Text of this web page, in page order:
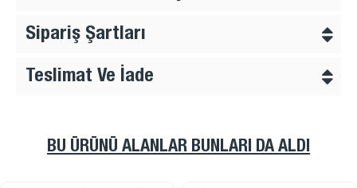
Sipariş Şartları
Teslimat Ve İade
BU ÜRÜNÜ ALANLAR BUNLARI DA ALDI